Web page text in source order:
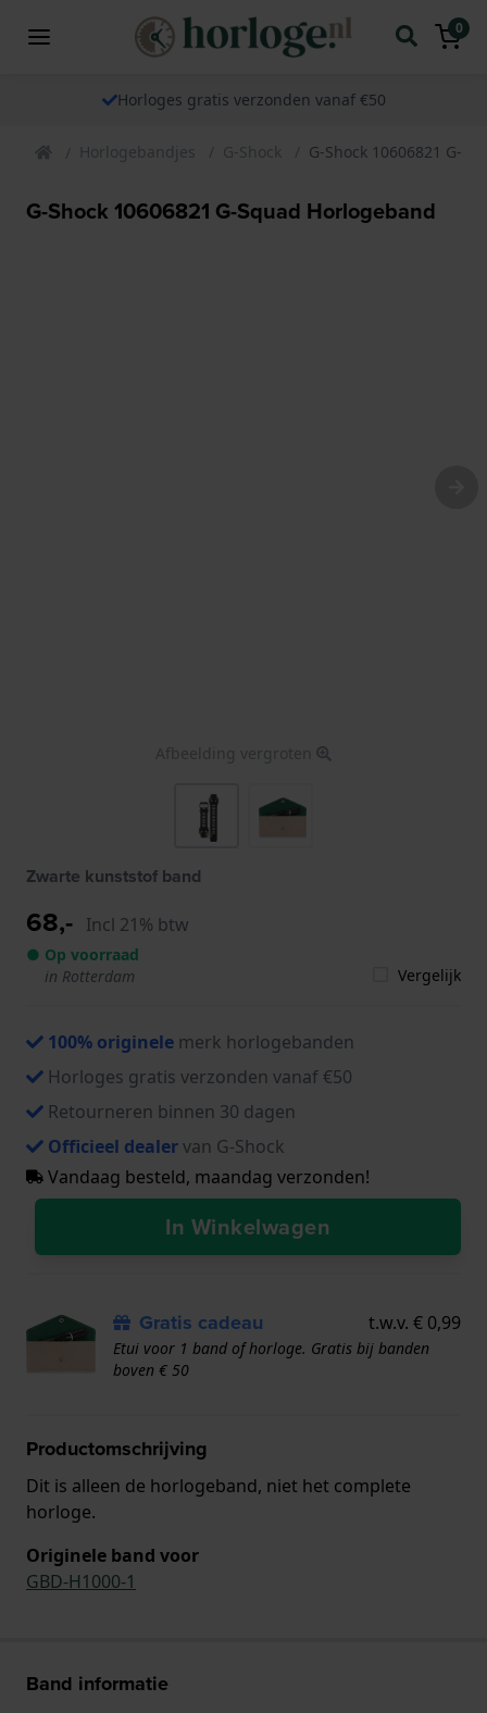
0
Horloges gratis verzonden vanaf €50
Horlogebandjes G-Shock G-Shock 10606821 G-
G-Shock 10606821 G-Squad Horlogeband
Afbeelding vergroten
Zwarte kunststof band
68,- Incl 21% btw
● Op voorraad
in Rotterdam
Vergelijk
100% originele merk horlogebanden
Horloges gratis verzonden vanaf €50
Retourneren binnen 30 dagen
Officieel dealervan G-Shock
Vandaag besteld, maandag verzonden!
In Winkelwagen
Gratis cadeau t.w.v. € 0,99
Etui voor 1 band of horloge. Gratis bij banden
boven € 50
Productomschrijving
Dit is alleen de horlogeband, niet het complete
horloge.
Originele band voor
GBD-H1000-1
Band informatie